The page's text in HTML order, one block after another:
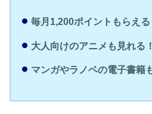
毎月1,200ポイントもらえる
大人向けのアニメも見れる！
マンガやラノベの電子書籍